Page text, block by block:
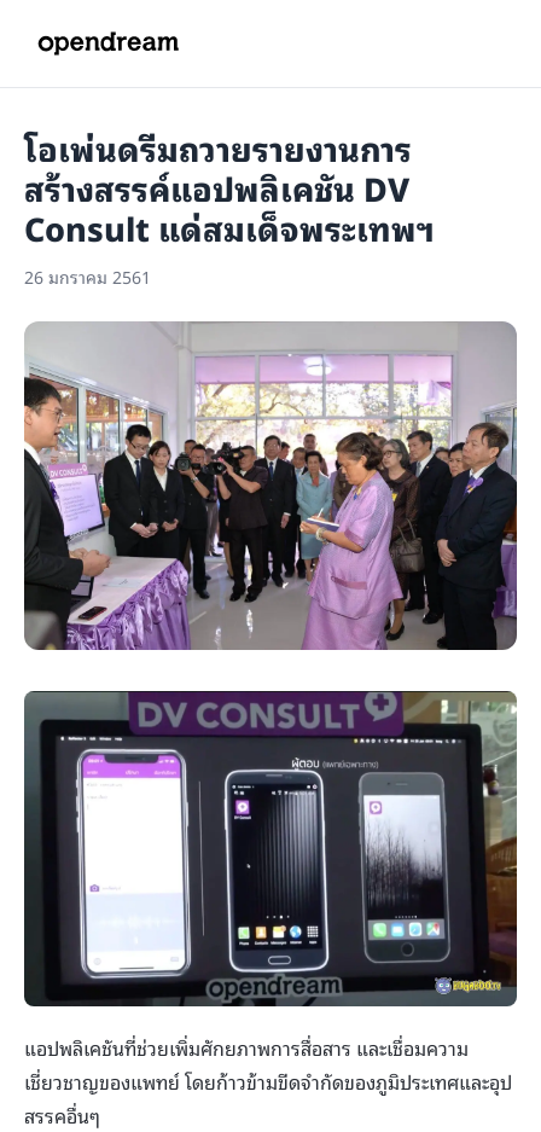
โอเพ่นดรีมถวายรายงานการ
สร้างสรรค์แอปพลิเคชัน DV
Consult แด่สมเด็จพระเทพฯ
26 มกราคม 2561
แอปพลิเคชันที่ช่วยเพิ่มศักยภาพการสื่อสาร และเชื่อมความ
เชี่ยวชาญของแพทย์ โดยก้าวข้ามขีดจำกัดของภูมิประเทศและอุป
สรรคอื่นๆ